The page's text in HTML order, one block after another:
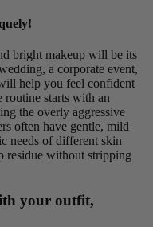
bright makeup will be its
a corporate event,
help you feel confident
routine starts with an
the overly aggressive
often have gentle, mild
needs of different skin
residue without stripping
your outfit,